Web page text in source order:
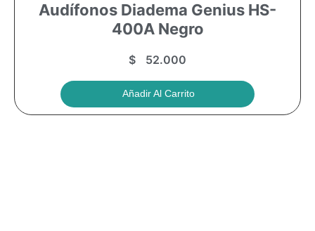
Audífonos Diadema Genius HS-
400A Negro
$ 52.000
Añadir Al Carrito